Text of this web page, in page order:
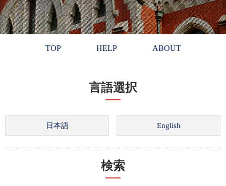
TOP HELP ABOUT
言語選択
検索